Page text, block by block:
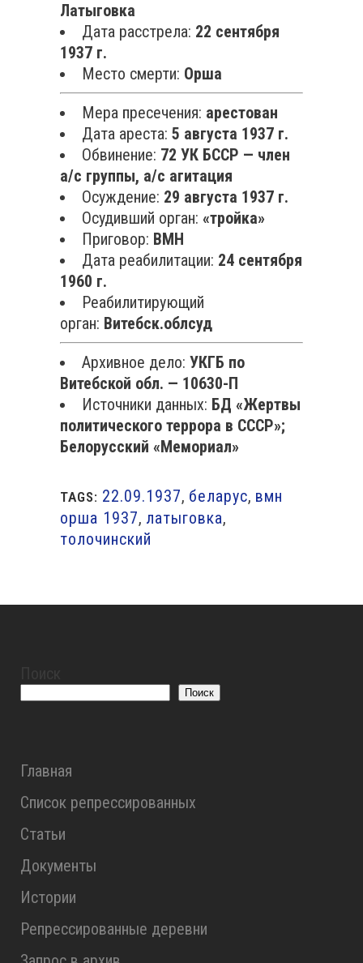
Латыговка
Дата расстрела: 22 сентября
1937 г.
Место смерти: Орша
Мера пресечения: арестован
Дата ареста: 5 августа 1937 г.
Обвинение: 72 УК БССР — член
а/с группы, а/с агитация
Осуждение: 29 августа 1937 г.
Осудивший орган: «тройка»
Приговор: ВМН
Дата реабилитации: 24 сентября
1960 г.
Реабилитирующий
орган: Витебск.облсуд
Архивное дело: УКГБ по
Витебской обл. — 10630-П
Источники данных: БД «Жертвы
политического террора в СССР»;
Белорусский «Мемориал»
TAGS: 22.09.1937, беларус, вмн
орша 1937, латыговка,
толочинский
Поиск
Главная
Список репрессированных
Статьи
Документы
Истории
Репрессированные деревни